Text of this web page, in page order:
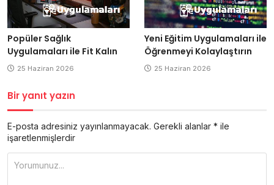
Popüler Sağlık
Uygulamaları ile Fit Kalın
25 Haziran 2026
Yeni Eğitim Uygulamaları ile
Öğrenmeyi Kolaylaştırın
25 Haziran 2026
Bir yanıt yazın
E-posta adresiniz yayınlanmayacak. Gerekli alanlar * ile
işaretlenmişlerdir